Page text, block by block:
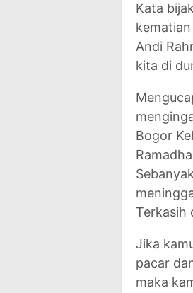
Kata
Andi
kita di
Bogor
Terkasih
Jika
pacar
maka